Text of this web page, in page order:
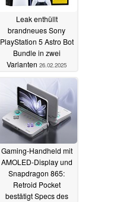
Leak enthüllt
brandneues Sony
PlayStation 5 Astro Bot
Bundle in zwei
Varianten 26.02.2025
Gaming-Handheld mit
AMOLED-Display und
Snapdragon 865:
Retroid Pocket
bestätigt Specs des